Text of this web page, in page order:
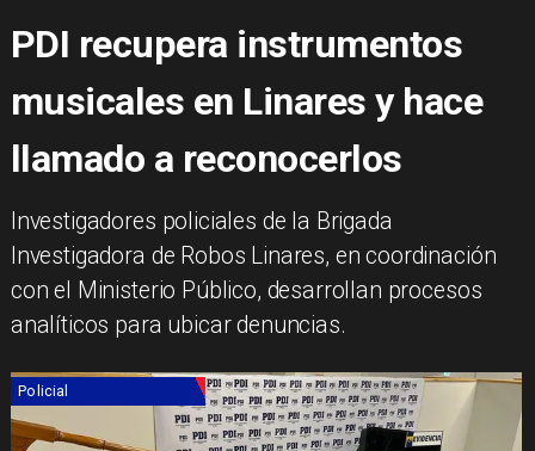
PDI recupera instrumentos
musicales en Linares y hace
llamado a reconocerlos
Investigadores policiales de la Brigada
Investigadora de Robos Linares, en coordinación
con el Ministerio Público, desarrollan procesos
analíticos para ubicar denuncias.
Policial